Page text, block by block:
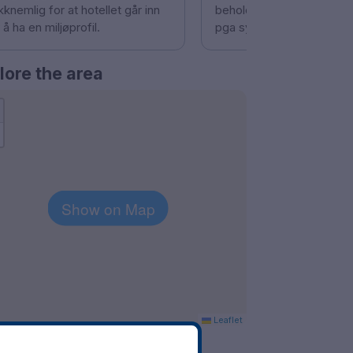
for at hotellet går inn
ha en miljøprofil.
beholde rommet 2 timer
pga sykdom flott !!
the area
Show on Map
Leaflet